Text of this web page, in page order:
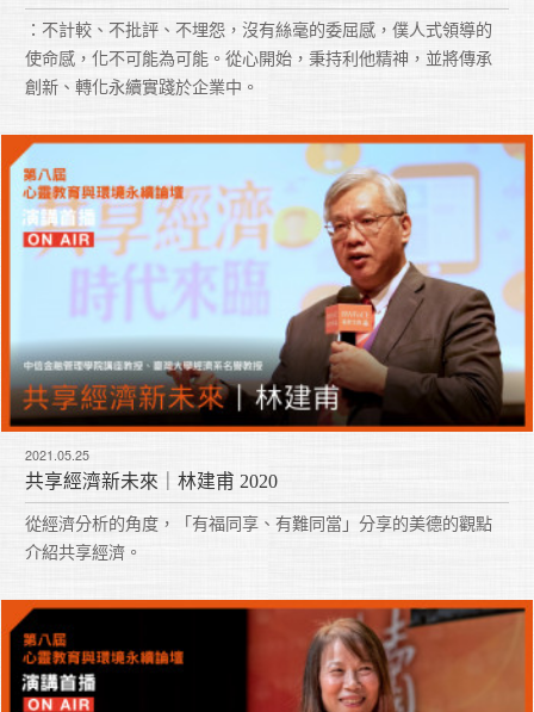
：不計較、不批評、不埋怨，沒有絲毫的委屈感，僕人式領導的
使命感，化不可能為可能。從心開始，秉持利他精神，並將傳承
創新、轉化永續實踐於企業中。
2021.05.25
共享經濟新未來｜林建甫 2020
從經濟分析的角度，「有福同享、有難同當」分享的美德的觀點
介紹共享經濟。